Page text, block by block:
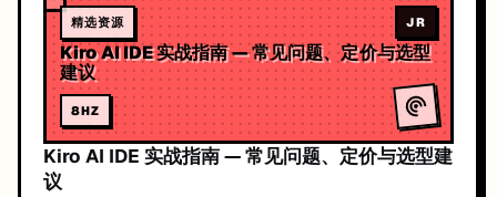
精选资源 JR
Kiro AI IDE 实战指南 — 常见问题、定价与选型
建议
8HZ
Kiro AI IDE 实战指南 — 常见问题、定价与选型建
议